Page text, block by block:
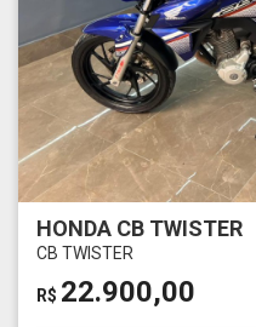
HONDA CB TWISTER
CB TWISTER
R$ 22.900,00